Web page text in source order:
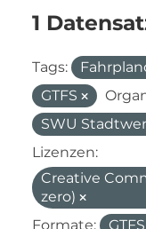
1
Tags:
GTFS
SWU
Lizenzen:
Creative
zero)
Formate:
GTFS